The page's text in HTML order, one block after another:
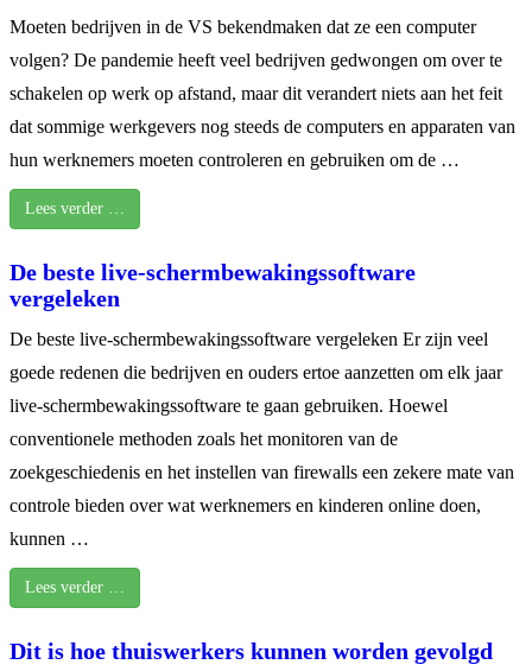
Moeten bedrijven in de VS bekendmaken dat ze een computer
volgen? De pandemie heeft veel bedrijven gedwongen om over te
schakelen op werk op afstand, maar dit verandert niets aan het feit
dat sommige werkgevers nog steeds de computers en apparaten van
hun werknemers moeten controleren en gebruiken om de …
Lees verder …
De beste live-schermbewakingssoftware
vergeleken
De beste live-schermbewakingssoftware vergeleken Er zijn veel
goede redenen die bedrijven en ouders ertoe aanzetten om elk jaar
live-schermbewakingssoftware te gaan gebruiken. Hoewel
conventionele methoden zoals het monitoren van de
zoekgeschiedenis en het instellen van firewalls een zekere mate van
controle bieden over wat werknemers en kinderen online doen,
kunnen …
Lees verder …
Dit is hoe thuiswerkers kunnen worden gevolgd